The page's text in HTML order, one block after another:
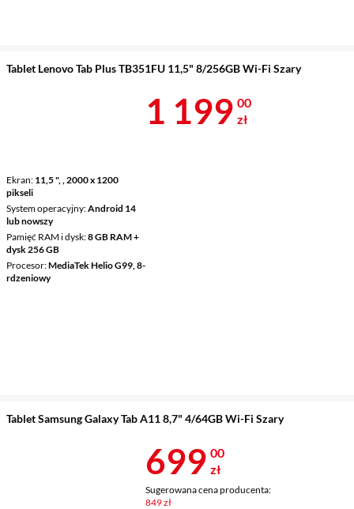
Tablet Lenovo Tab Plus TB351FU 11,5" 8/256GB Wi-Fi Szary
Ekran 11,5 ", , 2000 x 1200
pikseli
System operacyjny Android 14
lub nowszy
Pamięć RAM i dysk 8 GB RAM +
dysk 256 GB
Procesor MediaTek Helio G99, 8-
rdzeniowy
Cena 1 199 zł
1 199 00
zł
Tablet Samsung Galaxy Tab A11 8,7" 4/64GB Wi-Fi Szary
Cena 699 zł
699 00
zł
Sugerowana cena producenta:
849 zł